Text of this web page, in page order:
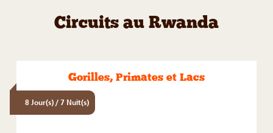
Circuits au Rwanda
Gorilles, Primates et Lacs
8 Jour(s) / 7 Nuit(s)